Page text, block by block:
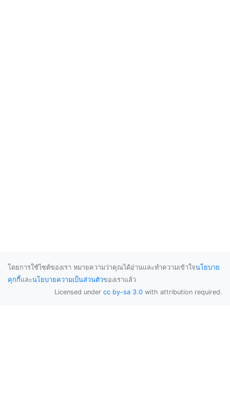
โดยการใช้ไซต์ของเรา หมายความว่าคุณได้อ่านและทำความเข้าใจนโยบาย
คุกกี้และนโยบายความเป็นส่วนตัวของเราแล้ว
Licensed under cc by-sa 3.0 with attribution required.